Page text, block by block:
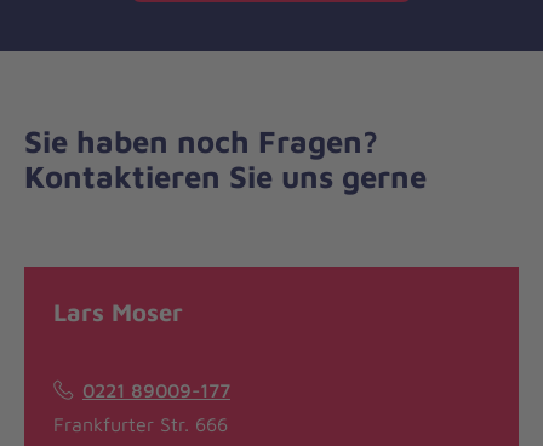
Sie haben noch Fragen?
Kontaktieren Sie uns gerne
Lars Moser
0221 89009-177
Frankfurter Str. 666